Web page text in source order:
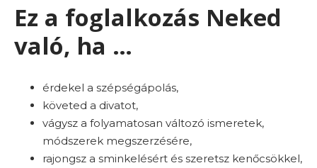
Ez a foglalkozás Neked
való, ha …
érdekel a szépségápolás,
követed a divatot,
vágysz a folyamatosan változó ismeretek,
módszerek megszerzésére,
rajongsz a sminkelésért és szeretsz kenőcsökkel,